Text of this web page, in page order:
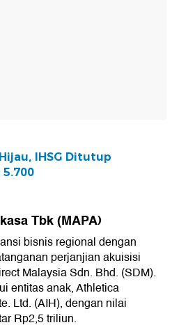
IHSG Ditutup
Tbk (MAPA)
bisnis regional dengan
perjanjian akuisisi
Malaysia Sdn. Bhd. (SDM).
entitas anak, Athletica
Ltd. (AIH), dengan nilai
Rp2,5 triliun.